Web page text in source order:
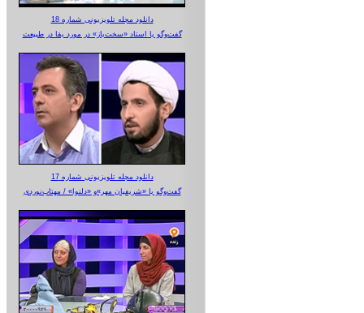
دانلود مجله تلویزیونی شماره 18
گفت‌وگو با استاد «سخت‌باز» در مورد بقا در طبیعت
دانلود مجله تلویزیونی شماره 17
گفت‌وگو با «شریفیان مهر»‌و «دلنوا» / مهتاب‌نوردی